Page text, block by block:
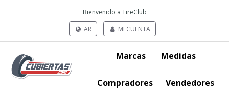
Bienvenido a TireClub
AR
MI CUENTA
Marcas Medidas
Compradores Vendedores